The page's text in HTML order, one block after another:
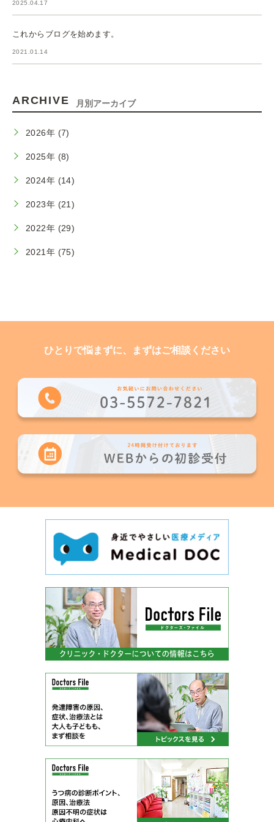
2025.04.17
これからブログを始めます。
2021.01.14
ARCHIVE 月別アーカイブ
2026年 (7)
2025年 (8)
2024年 (14)
2023年 (21)
2022年 (29)
2021年 (75)
ひとりで悩まずに、まずはご相談ください